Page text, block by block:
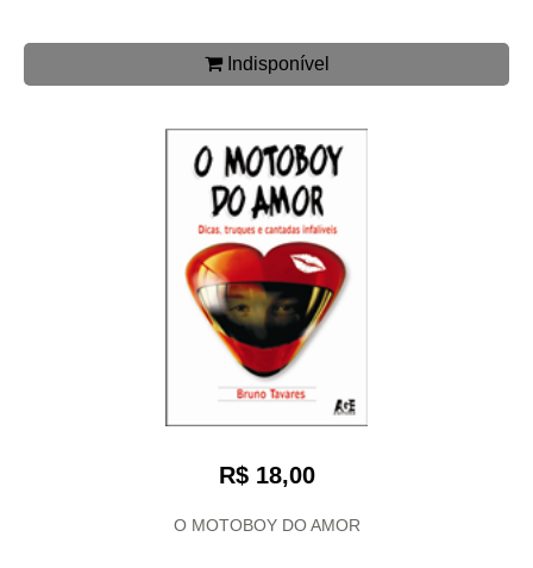
Indisponível
R$ 18,00
O MOTOBOY DO AMOR